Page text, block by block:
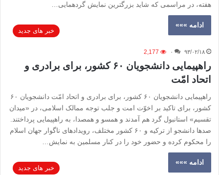
هفته، در مراسمی که شاید بزرگترین نمایش گردهمایی…
ادامه »»»
خبر های جدید
۹۳/۰۲/۱۸ ۰ 2,177
راهپیمایی دانشجویان ۶۰ کشور، برای برادری و
اتحاد امّت
راهپیمایی دانشجویان ۶۰ کشور، برای برادری و اتحاد امّت دانشجویان ۶۰
کشور، برای تاکید بر اخوّت امت و جلب توجه ممالک اسلامی، در «میدان
تقسیم» استانبول گرد هم آمدند و همسو و همصدا، به راهپیمایی پرداختند.
صد‌ها دانشجو از ترکیه و ۶۰ کشور مختلف، رویدادهای ناگوار جهان اسلام
را محکوم کرده و حضور خود را در کنار مسلمین به نمایش…
ادامه »»»
خبر های جدید